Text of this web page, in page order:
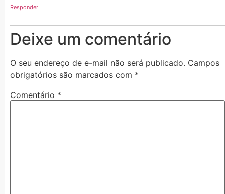
Responder
Deixe um comentário
O seu endereço de e-mail não será publicado. Campos
obrigatórios são marcados com *
Comentário *